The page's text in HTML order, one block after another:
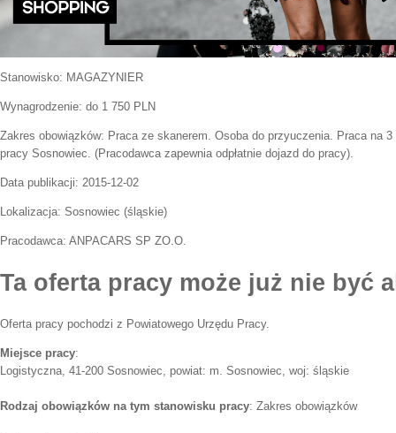
Stanowisko: MAGAZYNIER
Wynagrodzenie: do 1 750 PLN
Zakres obowiązków: Praca ze skanerem. Osoba do przyuczenia. Praca na
pracy Sosnowiec. (Pracodawca zapewnia odpłatnie dojazd do pracy).
Data publikacji: 2015-12-02
Lokalizacja: Sosnowiec (śląskie)
Pracodawca: ANPACARS SP ZO.O.
Ta oferta pracy może już nie być
Oferta pracy pochodzi z Powiatowego Urzędu Pracy.
Miejsce pracy:
Logistyczna, 41-200 Sosnowiec, powiat: m. Sosnowiec, woj: śląskie
Rodzaj obowiązków na tym stanowisku pracy: Zakres obowiązków